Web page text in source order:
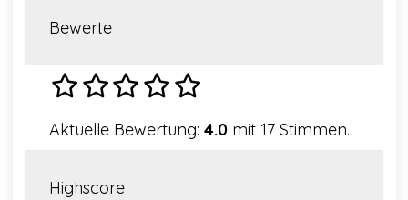
Bewerte
Aktuelle Bewertung: 4.0 mit 17 Stimmen.
Highscore